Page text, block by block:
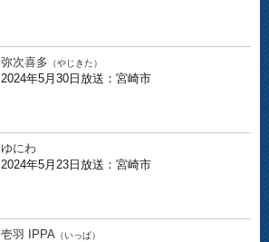
弥次喜多 （やじきた）
2024年5月30日放送：宮崎市
ゆにわ
2024年5月23日放送：宮崎市
壱羽 IPPA （いっぱ）